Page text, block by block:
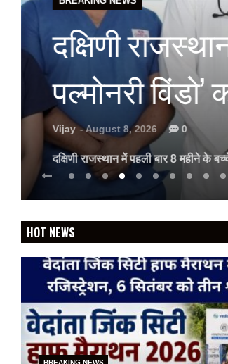
वेदांता जिंक
उदयपुर बन
Vijay - August 8, 2026 0
वेदांता जिंक सिटी हाफ मैराथन में 5,500 से
HOT NEWS
BREAKING NEWS